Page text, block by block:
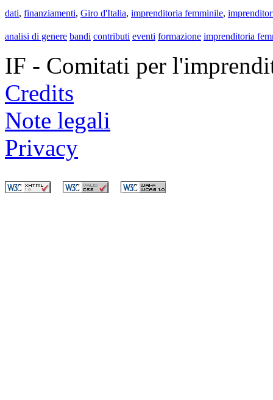
dati, finanziamenti, Giro d'Italia, imprenditoria femminile,
analisi di genere bandi contributi eventi formazione imprenditoria
IF - Comitati per
Credits
Note legali
Privacy